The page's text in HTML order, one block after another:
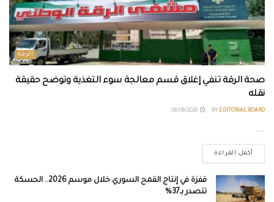
الرقة
صحة الرقة تنفي إغلاق قسم معالجة سوء التغذية وتوضح حقيقة
نقله
BY EDITORIAL BOARD
...
أكمل القراءة
قفزة في إنتاج القمح السوري خلال موسم 2026.. الحسكة
تتصدر بـ37%